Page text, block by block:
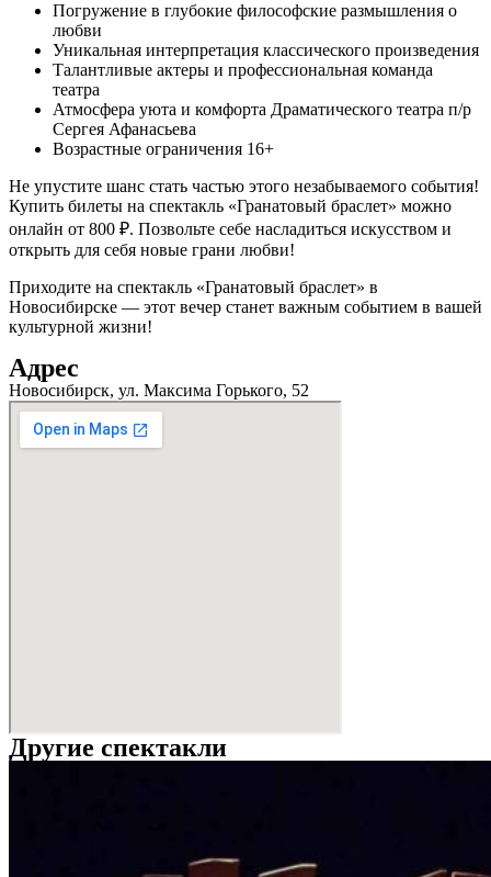
Погружение в глубокие философские размышления о
любви
Уникальная интерпретация классического произведения
Талантливые актеры и профессиональная команда
театра
Атмосфера уюта и комфорта Драматического театра п/р
Сергея Афанасьева
Возрастные ограничения 16+
Не упустите шанс стать частью этого незабываемого события!
Купить билеты на спектакль «Гранатовый браслет» можно
онлайн от 800 ₽. Позвольте себе насладиться искусством и
открыть для себя новые грани любви!
Приходите на спектакль «Гранатовый браслет» в
Новосибирске — этот вечер станет важным событием в вашей
культурной жизни!
Адрес
Новосибирск, ул. Максима Горького, 52
Другие спектакли